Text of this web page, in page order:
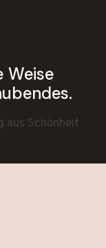
Weise
aus Schönheit